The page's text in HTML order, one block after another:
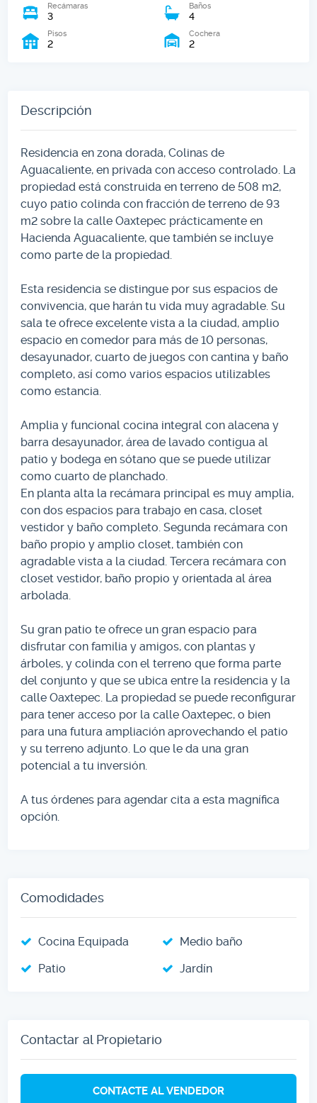
Recámaras
3
Baños
4
Pisos
2
Cochera
2
Descripción
Residencia en zona dorada, Colinas de
Aguacaliente, en privada con acceso controlado. La
propiedad está construida en terreno de 508 m2,
cuyo patio colinda con fracción de terreno de 93
m2 sobre la calle Oaxtepec prácticamente en
Hacienda Aguacaliente, que también se incluye
como parte de la propiedad.
Esta residencia se distingue por sus espacios de
convivencia, que harán tu vida muy agradable. Su
sala te ofrece excelente vista a la ciudad, amplio
espacio en comedor para más de 10 personas,
desayunador, cuarto de juegos con cantina y baño
completo, así como varios espacios utilizables
como estancia.
Amplia y funcional cocina integral con alacena y
barra desayunador, área de lavado contigua al
patio y bodega en sótano que se puede utilizar
como cuarto de planchado.
En planta alta la recámara principal es muy amplia,
con dos espacios para trabajo en casa, closet
vestidor y baño completo. Segunda recámara con
baño propio y amplio closet, también con
agradable vista a la ciudad. Tercera recámara con
closet vestidor, baño propio y orientada al área
arbolada.
Su gran patio te ofrece un gran espacio para
disfrutar con familia y amigos, con plantas y
árboles, y colinda con el terreno que forma parte
del conjunto y que se ubica entre la residencia y la
calle Oaxtepec. La propiedad se puede reconfigurar
para tener acceso por la calle Oaxtepec, o bien
para una futura ampliación aprovechando el patio
y su terreno adjunto. Lo que le da una gran
potencial a tu inversión.
A tus órdenes para agendar cita a esta magnífica
opción.
Comodidades
Cocina Equipada
Medio baño
Patio
Jardín
Contactar al Propietario
CONTACTE AL VENDEDOR